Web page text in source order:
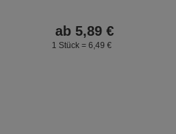
ab 5,89 €
1 Stück = 6, 49 €